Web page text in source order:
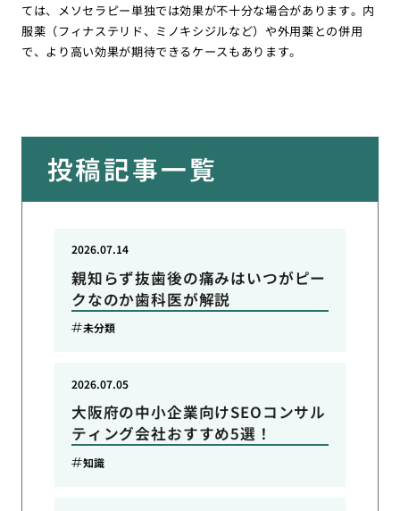
ては、メソセラピー単独では効果が不十分な場合があります。内
服薬（フィナステリド、ミノキシジルなど）や外用薬との併用
で、より高い効果が期待できるケースもあります。
投稿記事一覧
親知らず抜歯後の痛みはいつがピー
クなのか歯科医が解説
2026.07.14
未分類
大阪府の中小企業向けSEOコンサル
ティング会社おすすめ5選！
2026.07.05
知識